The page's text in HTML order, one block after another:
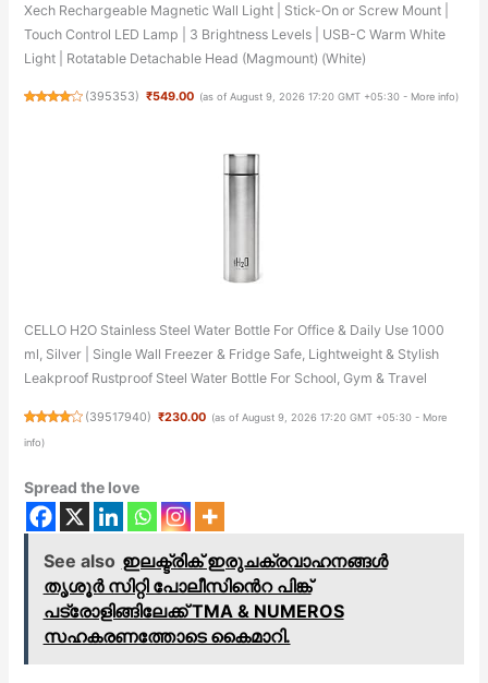
Xech Rechargeable Magnetic Wall Light | Stick-On or Screw Mount |
Touch Control LED Lamp | 3 Brightness Levels | USB-C Warm White
Light | Rotatable Detachable Head (Magmount) (White)
(395353) ₹549.00 (as of August 9, 2026 17:20 GMT +05:30 - More info)
CELLO H2O Stainless Steel Water Bottle For Office & Daily Use 1000
ml, Silver | Single Wall Freezer & Fridge Safe, Lightweight & Stylish
Leakproof Rustproof Steel Water Bottle For School, Gym & Travel
(39517940) ₹230.00 (as of August 9, 2026 17:20 GMT +05:30 - More
info)
Spread the love
See also ഇലക്ട്രിക് ഇരുചക്രവാഹനങ്ങൾ
തൃശൂർ സിറ്റി പോലീസിൻെറ പിങ്ക്
പട്രോളിങ്ങിലേക്ക് TMA & NUMEROS
സഹകരണത്തോടെ കൈമാറി.